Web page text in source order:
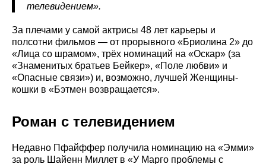
телевидением».
За плечами у самой актрисы 48 лет карьеры и
полсотни фильмов — от прорывного «Бриолина 2» до
«Лица со шрамом», трёх номинаций на «Оскар» (за
«Знаменитых братьев Бейкер», «Поле любви» и
«Опасные связи») и, возможно, лучшей Женщины-
кошки в «Бэтмен возвращается».
Роман с телевидением
Недавно Пфайффер получила номинацию на «Эмми»
за роль Шайенн Миллет в «У Марго проблемы с